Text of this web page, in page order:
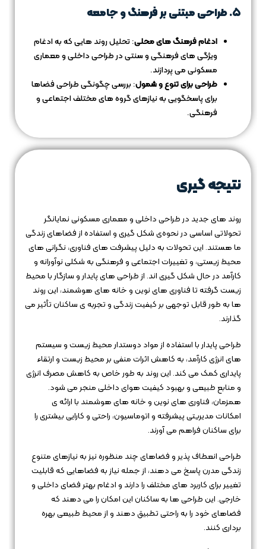
۵. طراحی مبتنی بر فرهنگ و جامعه
ادغام فرهنگ‌ های محلی: تحلیل روند هایی که به ادغام
ویژگی‌ های فرهنگی و سنتی در طراحی داخلی و معماری
مسکونی می‌ پردازند.
طراحی برای تنوع و شمول: بررسی چگونگی طراحی فضاها
برای پاسخگویی به نیازهای گروه‌ های مختلف اجتماعی و
فرهنگی.
نتیجه گیری
روند های جدید در طراحی داخلی و معماری مسکونی نمایانگر
تحولاتی اساسی در نحوه‌ی شکل‌ گیری و استفاده از فضاهای زندگی
ما هستند. این تحولات به دلیل پیشرفت‌ های فناوری، نگرانی‌ های
محیط زیستی، و تغییرات اجتماعی و فرهنگی به شکلی نوآورانه و
کارآمد در حال شکل‌ گیری‌ اند. از طراحی‌ های پایدار و سازگار با محیط
زیست گرفته تا فناوری‌ های نوین و خانه‌ های هوشمند، این روند
ها به طور قابل توجهی بر کیفیت زندگی و تجربه‌ ی ساکنان تأثیر می‌
گذارند.
طراحی پایدار با استفاده از مواد دوستدار محیط زیست و سیستم‌
های انرژی کارآمد، به کاهش اثرات منفی بر محیط زیست و ارتقاء
پایداری کمک می‌ کند. این روند به طور خاص به کاهش مصرف انرژی
و منابع طبیعی و بهبود کیفیت هوای داخلی منجر می‌ شود.
همزمان، فناوری‌ های نوین و خانه‌ های هوشمند با ارائه‌ ی
امکانات مدیریتی پیشرفته و اتوماسیون، راحتی و کارایی بیشتری را
برای ساکنان فراهم می‌ آورند.
طراحی انعطاف‌ پذیر و فضاهای چند منظوره نیز به نیازهای متنوع
زندگی مدرن پاسخ می‌ دهند، از جمله نیاز به فضاهایی که قابلیت
تغییر برای کاربرد های مختلف را دارند و ادغام بهتر فضای داخلی و
خارجی. این طراحی‌ ها به ساکنان این امکان را می‌ دهند که
فضاهای خود را به راحتی تطبیق دهند و از محیط طبیعی بهره‌
برداری کنند.